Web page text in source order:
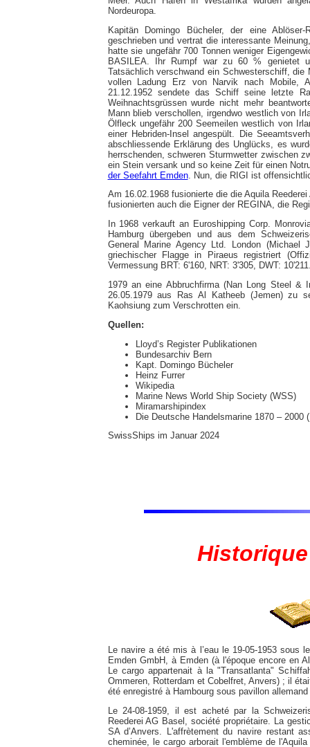
Nordeuropa.
Kapitän Domingo Bücheler, der eine
geschrieben und vertrat die interessante
hatte sie ungefähr 700 Tonnen weniger
BASILEA. Ihr Rumpf war zu 60 % genietet
Tatsächlich verschwand ein Schwesterschiff,
vollen Ladung Erz von Narvik nach Mobile,
21.12.1952 sendete das Schiff seine letzte
Weihnachtsgrüssen wurde nicht mehr
Mann blieb verschollen, irgendwo westlich von
Ölfleck ungefähr 200 Seemeilen westlich von
einer Hebriden-Insel angespült. Die
abschliessende Erklärung des Unglücks, es
herrschenden, schweren Sturmwetter zwischen
ein Stein versank und so keine Zeit für einen
der Seefahrt Emden. Nun, die RIGI ist
Am 16.02.1968 fusionierte die die Aquila
fusionierten auch die Eigner der REGINA, die
In 1968 verkauft an Euroshipping Corp.
Hamburg übergeben und aus dem
General Marine Agency Ltd. London (Michael
griechischer Flagge in Piraeus registriert
Vermessung BRT: 6'160, NRT: 3'305, DWT:
1979 an eine Abbruchfirma (Nan Long Steel
26.05.1979 aus Ras Al Katheeb (Jemen) zu
Kaohsiung zum Verschrotten ein.
Quellen:
Lloyd’s Register Publikationen
Bundesarchiv Bern
Kapt. Domingo Bücheler
Heinz Furrer
Wikipedia
Marine News World Ship Society (WSS)
Miramarshipindex
Die Deutsche Handelsmarine 1870 – 2000
SwissShips im Januar 2024
Le navire a été mis à l’eau le 19-05-1953 sous
Emden GmbH, à Emden (à l'époque encore en
Le cargo appartenait à la "Transatlanta"
Ommeren, Rotterdam et Cobelfret, Anvers) ; il
été enregistré à Hambourg sous pavillon
Le 24-08-1959, il est acheté par la
Reederei AG Basel, société propriétaire. La
SA d’Anvers. L'affrètement du navire restant
cheminée, le cargo arborait l'emblème de